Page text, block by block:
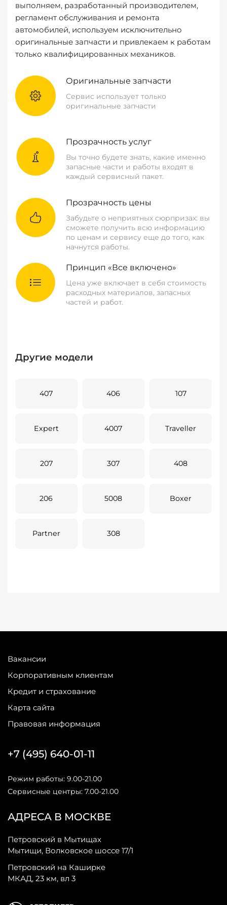
выполняем, разработанный производителем,
регламент обслуживания и ремонта
автомобилей, используем исключительно
оригинальные запчасти и привлекаем к работам
только квалифицированных механиков.
Оригинальные запчасти
Сервис использует только
оригинальные запчасти
Прозрачность услуг
Вы точно будете знать, какие именно
запасные части и работы входят в
каждый сервисный пакет.
Прозрачность цены
Забудьте о неприятных сюрпризах: вы
сможете получить всю информацию
по ценам и сервису еще до того, как
начнутся работы.
Принцип «Все включено»
Цена уже включает в себя стоимость
расходных материалов, запасных
частей и работ.
Другие модели
407 406 107
Expert 4007 Traveller
207 307 408
206 5008 Boxer
Partner 308
Вакансии
Корпоративным клиентам
Кредит и страхование
Карта сайта
Правовая информация
АДРЕСА В МОСКВЕ
Петровский в Мытищах
Мытищи, Волковское шоссе 17/1
Петровский на Каширке
МКАД, 23 км, вл 3
+7 (495) 640-01-11
Режим работы: 9.00-21.00
Сервисные центры: 7.00-21.00